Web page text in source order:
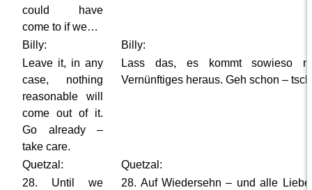
could have
come to if we…
Billy:
Billy:
Leave it, in any
case, nothing
reasonable will
come out of it.
Go already –
take care.
Lass das, es kommt sowieso
Vernünftiges heraus. Geh schon –
Quetzal:
Quetzal:
28. Until we
28. Auf Wiedersehn – und alle